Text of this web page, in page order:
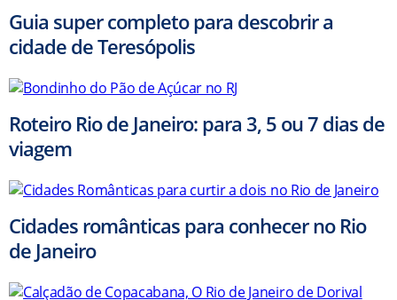
Guia super completo para descobrir a
cidade de Teresópolis
Roteiro Rio de Janeiro: para 3, 5 ou 7 dias de
viagem
Cidades românticas para conhecer no Rio
de Janeiro